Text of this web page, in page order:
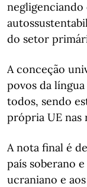
negligenciando
do setor
A conceção
povos da
todos, sendo
própria UE nas
A nota final é
país soberano
ucraniano e